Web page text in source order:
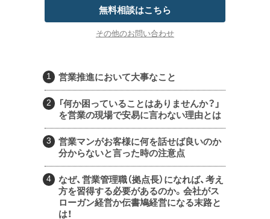
無料相談はこちら
その他のお問い合わせ
営業推進において大事なこと
「何か困っていることはありませんか？」
を営業の現場で安易に言わない理由とは
営業マンがお客様に何を話せば良いのか
分からないと言った時の注意点
なぜ、営業管理職（拠点長）になれば、考え
方を習得する必要があるのか。会社がス
ローガン経営か伝書鳩経営になる末路と
は！